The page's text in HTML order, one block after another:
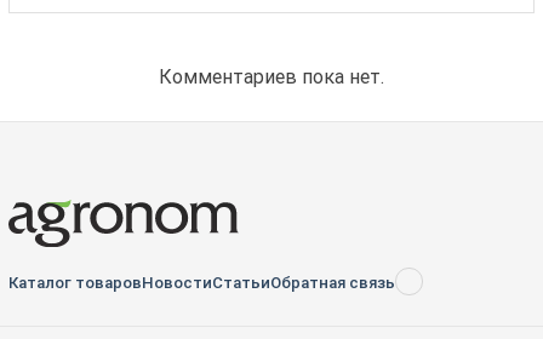
Комментариев пока нет.
Каталог товаровНовостиСтатьиОбратная связь RSS